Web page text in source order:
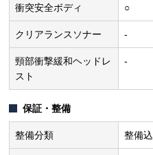
衝突安全ボディ ○
クリアランスソナー -
頸部衝撃緩和ヘッドレ
スト
-
保証・整備
整備分類 整備込